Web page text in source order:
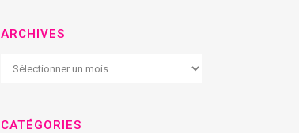
ARCHIVES
Archives
CATÉGORIES